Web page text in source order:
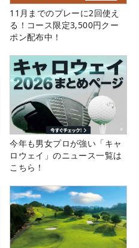
11月までのプレーに2回使え
る！コース限定3,500円クー
ポン配布中！
今年も男女プロが強い「キャ
ロウェイ」のニュース一覧は
こちら！